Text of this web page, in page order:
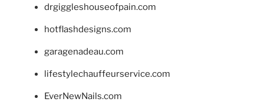
drgiggleshouseofpain.com
hotflashdesigns.com
garagenadeau.com
lifestylechauffeurservice.com
EverNewNails.com